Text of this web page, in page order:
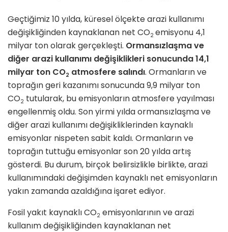
Geçtiğimiz 10 yılda, küresel ölçekte arazi kullanımı
değişikliğinden kaynaklanan net CO2 emisyonu 4,1
milyar ton olarak gerçekleşti. Ormansızlaşma ve
diğer arazi kullanımı değişiklikleri sonucunda 14,1
milyar ton CO2 atmosfere salındı. Ormanların ve
toprağın geri kazanımı sonucunda 9,9 milyar ton
CO2 tutularak, bu emisyonların atmosfere yayılması
engellenmiş oldu. Son yirmi yılda ormansızlaşma ve
diğer arazi kullanımı değişikliklerinden kaynaklı
emisyonlar nispeten sabit kaldı. Ormanların ve
toprağın tuttuğu emisyonlar son 20 yılda artış
gösterdi. Bu durum, birçok belirsizlikle birlikte, arazi
kullanımındaki değişimden kaynaklı net emisyonların
yakın zamanda azaldığına işaret ediyor.
Fosil yakıt kaynaklı CO2 emisyonlarının ve arazi
kullanım değişikliğinden kaynaklanan net